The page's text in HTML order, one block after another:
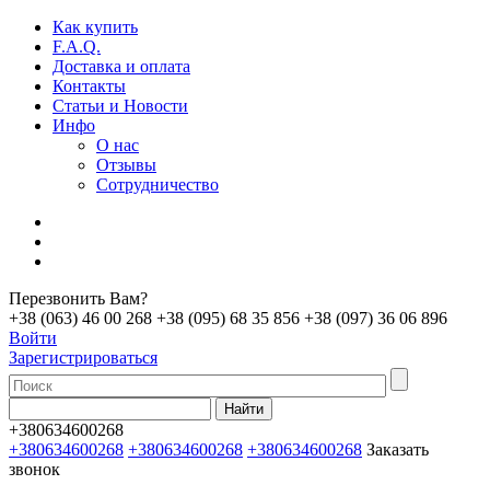
Как купить
F.A.Q.
Доставка и оплата
Контакты
Статьи и Новости
Инфо
О нас
Отзывы
Сотрудничество
Перезвонить Вам?
+38 (063) 46 00 268 +38 (095) 68 35 856 +38 (097) 36 06 896
Войти
Зарегистрироваться
+380634600268
+380634600268 +380634600268 +380634600268 Заказать
звонок